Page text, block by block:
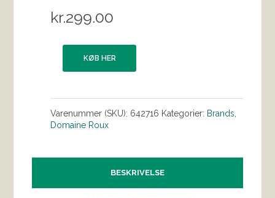
kr.299.00
KØB HER
Varenummer (SKU): 642716 Kategorier: Brands,
Domaine Roux
BESKRIVELSE